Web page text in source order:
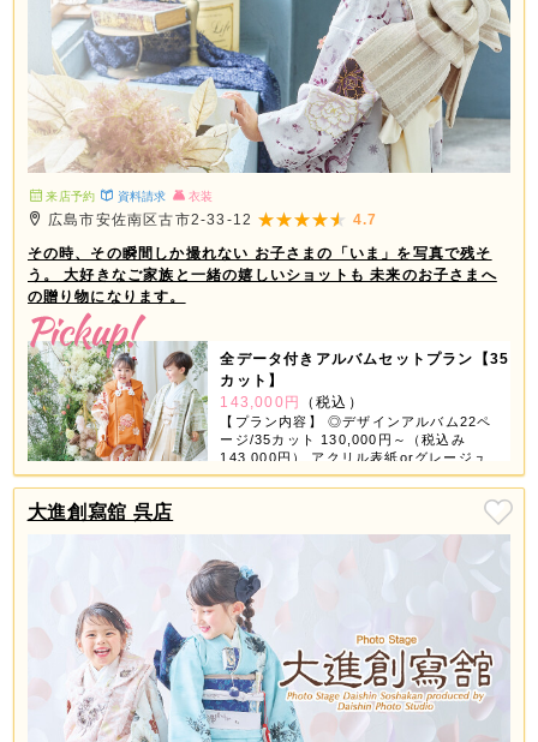
来店予約 資料請求 衣装
広島市安佐南区古市2-33-12
4.7
その時、その瞬間しか撮れない お子さまの「いま」を写真で残そ
う。 大好きなご家族と一緒の嬉しいショットも 未来のお子さまへ
の贈り物になります。
全データ付きアルバムセットプラン【35
カット】
143,000円
（税込）
【プラン内容】 ◎デザインアルバム22ペ
ージ/35カット 130,000円～（税込み
143,000円） アクリル表紙orグレージュ
表紙orちりめん表紙が選べちゃう！ 【デ
ータ】 ◎スマホ対応USB 撮影全データ
付き 【商品グッズ】 ◎6つの中から3つ選
フレーム（大・小2個） ③ホワイトフレー
ム（4コマ） ④フォトブロック（4個） ⑤
タテフレーム（大・小2個） ⑥A3プリン
ト 2ページ3カット追加で11,000円（税込
み12,100円） ※全データ付きアルバムセ
ットはお一人様写し対象です。
大進創寫舘 呉店